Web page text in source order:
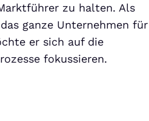
zu halten. Als
ganze Unternehmen für
er sich auf die
fokussieren.